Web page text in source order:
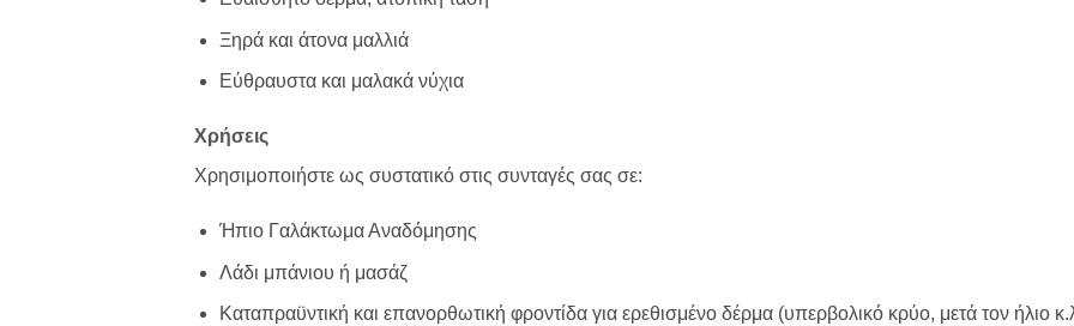
Ξηρά και άτονα μαλλιά
Εύθραυστα και μαλακά νύχια
Χρήσεις
Χρησιμοποιήστε ως συστατικό στις συνταγές σας σε:
Ήπιο Γαλάκτωμα Αναδόμησης
Λάδι μπάνιου ή μασάζ
Καταπραϋντική και επανορθωτική φροντίδα για ερεθισμένο δέρμα (υπερβολικό κρύο, μετά τον ήλιο